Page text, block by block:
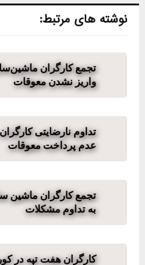
نوشته های مرتبط:
تجمع کارگران
واریز نشدن معوقات
تداوم نارضایتی
عدم پرداخت معوقات
تجمع کارگران ماشین
به تداوم مشکلات
کارگران هفت تپه در